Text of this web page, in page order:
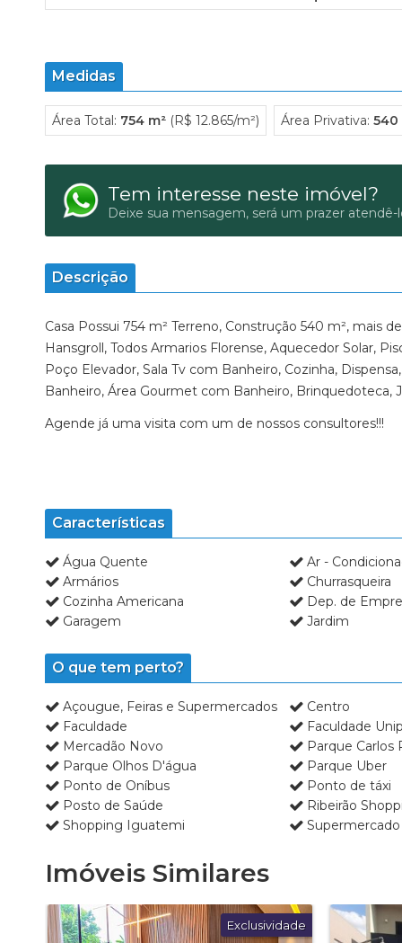
Medidas
Área Total: 754 m²(R$ 12.865/m²) Área Privativa: 540
Tem interesse neste imóvel?
Deixe sua mensagem, será um prazer atendê-
Descrição
Casa Possui 754 m² Terreno, Construção 540 m², mais
Hansgroll, Todos Armarios Florense, Aquecedor Solar,
Poço Elevador, Sala Tv com Banheiro, Cozinha,
Banheiro, Área Gourmet com Banheiro, Brinquedoteca,
Agende já uma visita com um de nossos consultores!!!
Características
Água Quente Ar -
Armários
Churrasqueira
Cozinha Americana
Dep. de
Garagem
Jardim
O que tem perto?
Açougue, Feiras e Supermercados Centro
Faculdade
Faculdade Unip
Mercadão Novo
Parque Carlos
Parque Olhos D'água
Parque Uber
Ponto de Oníbus
Ponto de táxi
Posto de Saúde
Ribeirão
Shopping Iguatemi
Supermercado
Imóveis Similares
Exclusividade